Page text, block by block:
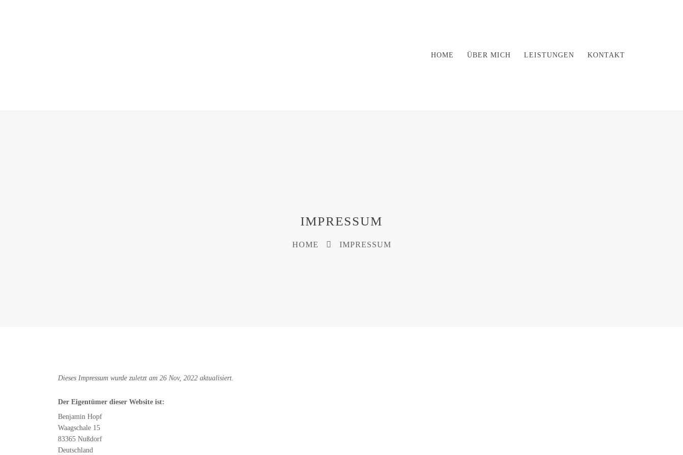
HOME ÜBER MICH LEISTUNGEN KONTAKT
IMPRESSUM
HOME IMPRESSUM
Dieses Impressum wurde zuletzt am 26 Nov, 2022 aktualisiert.
Der Eigentümer dieser Website ist:
Benjamin Hopf
Waagschale 15
83365 Nußdorf
Deutschland